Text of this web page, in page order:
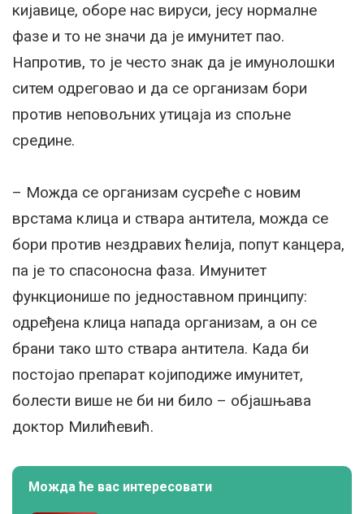
кијавице, оборе нас вируси, јесу нормалне
фазе и то не значи да је имунитет пао.
Напротив, то је често знак да је имунолошки
ситем одреговао и да се организам бори
против неповољних утицаја из спољне
средине.
– Можда се организам сусреће с новим
врстама клица и ствара антитела, можда се
бори против нездравих ћелија, попут канцера,
па је то спасоносна фаза. Имунитет
функционише по једноставном принципу:
одређена клица напада организам, а он се
брани тако што ствара антитела. Када би
постојао препарат којиподиже имунитет,
болести више не би ни било – објашњава
доктор Милићевић.
Можда ће вас интересовати